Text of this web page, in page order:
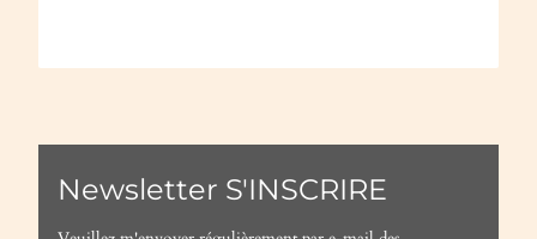
Newsletter S'INSCRIRE